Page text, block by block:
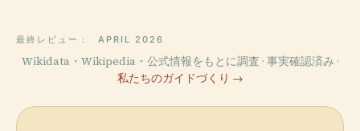
最終レビュー： APRIL 2026
Wikidata・Wikipedia・公式情報をもとに調査 · 事実確認済み ·
私たちのガイドづくり →